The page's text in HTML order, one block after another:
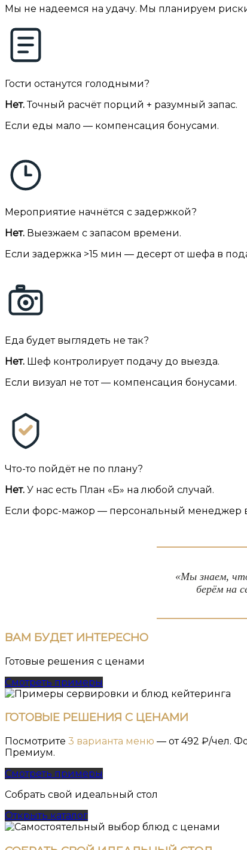
Мы не надеемся на удачу. Мы планируем
Гости останутся голодными?
Нет.Точный расчёт порций + разумный запас.
Если еды мало — компенсация бонусами.
Мероприятие начнётся с задержкой?
Нет. Выезжаем с запасом времени.
Если задержка >15 мин — десерт от шефа в
Еда будет выглядеть не так?
Нет. Шеф контролирует подачу до выезда.
Если визуал не тот — компенсация бонусами.
Что-то пойдёт не по плану?
Нет. У нас есть План «Б» на любой случай.
Если форс-мажор — персональный менеджер
«Мы знаем,
берём на
ВАМ БУДЕТ ИНТЕРЕСНО
Готовые решения с ценами
Смотреть примеры
ГОТОВЫЕ РЕШЕНИЯ С ЦЕНАМИ
Посмотрите 3 варианта меню — от 492 ₽/чел.
Премиум.
Смотреть примеры
Собрать свой идеальный стол
Открыть каталог